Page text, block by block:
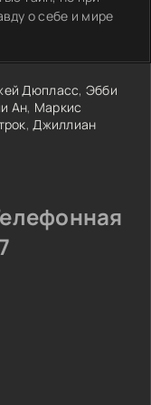
о себе и мире
Дюпласс, Эбби
Ан, Маркис
,Джиллиан